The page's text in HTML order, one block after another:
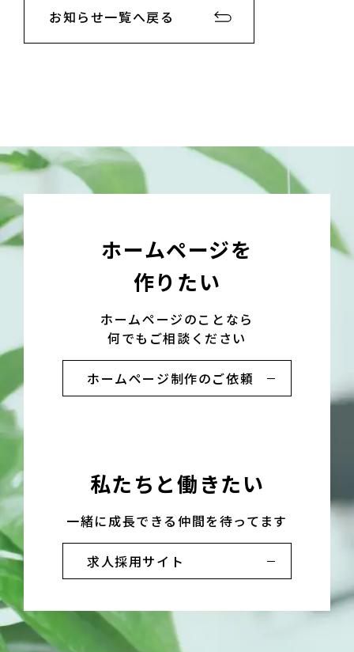
お知らせ一覧へ戻る
ホームページを
作りたい
ホームページのことなら
何でもご相談ください
ホームページ制作のご依頼
私たちと働きたい
一緒に成長できる仲間を待ってます
求人採用サイト